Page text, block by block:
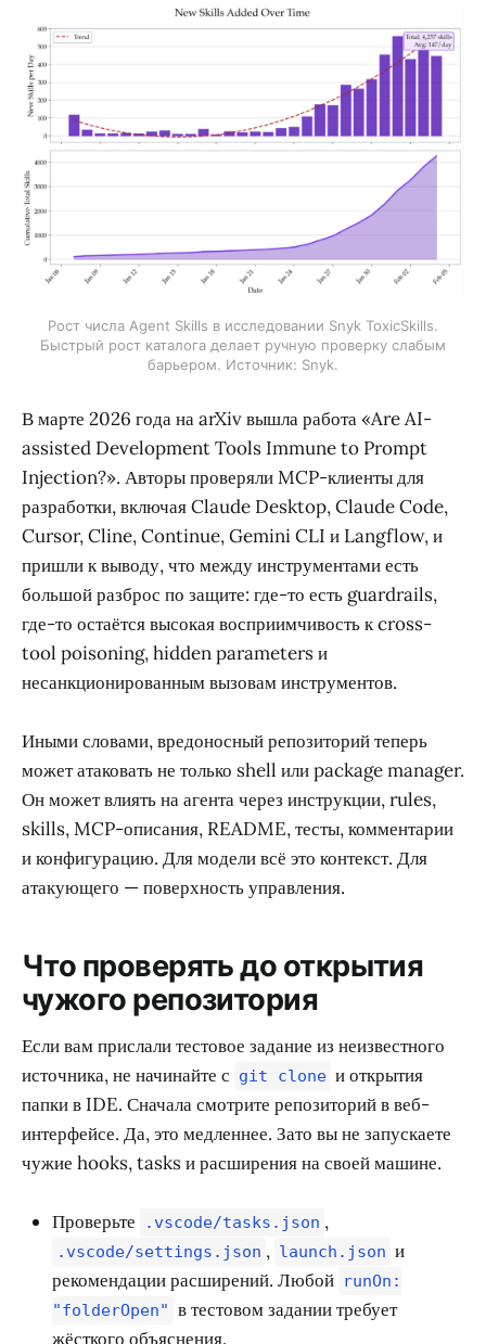
Рост числа Agent Skills в исследовании Snyk ToxicSkills.
Быстрый рост каталога делает ручную проверку слабым
барьером. Источник: Snyk.
В марте 2026 года на arXiv вышла работа «Are AI-
assisted Development Tools Immune to Prompt
Injection?». Авторы проверяли MCP-клиенты для
разработки, включая Claude Desktop, Claude Code,
Cursor, Cline, Continue, Gemini CLI и Langflow, и
пришли к выводу, что между инструментами есть
большой разброс по защите: где-то есть guardrails,
где-то остаётся высокая восприимчивость к cross-
tool poisoning, hidden parameters и
несанкционированным вызовам инструментов.
Иными словами, вредоносный репозиторий теперь
может атаковать не только shell или package manager.
Он может влиять на агента через инструкции, rules,
skills, MCP-описания, README, тесты, комментарии
и конфигурацию. Для модели всё это контекст. Для
атакующего — поверхность управления.
Что проверять до открытия
чужого репозитория
Если вам прислали тестовое задание из неизвестного
источника, не начинайте с git clone и открытия
папки в IDE. Сначала смотрите репозиторий в веб-
интерфейсе. Да, это медленнее. Зато вы не запускаете
чужие hooks, tasks и расширения на своей машине.
Проверьте .vscode/tasks.json ,
.vscode/settings.json , launch.json и
рекомендации расширений. Любой runOn:
"folderOpen" в тестовом задании требует
жёсткого объяснения.